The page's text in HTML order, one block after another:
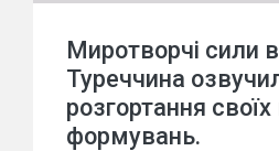
Миротворчі сили в
Туреччина
розгортання
формувань.